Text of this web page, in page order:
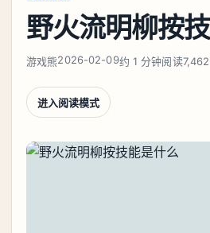
野火流明柳按
游戏熊2026-02-09约 1 分钟阅读
进入阅读模式